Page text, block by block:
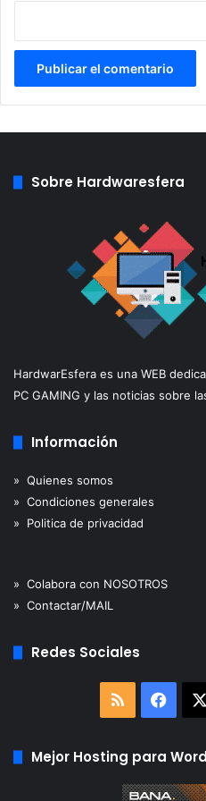
Sobre Hardwaresfera
HardwarEsfera es una WEB
PC GAMING y las noticias sobre
Información
» Quienes somos
» Condiciones generales
» Politica de privacidad
» Colabora con NOSOTROS
» Contactar/MAIL
Redes Sociales
RSS
Mejor Hosting para